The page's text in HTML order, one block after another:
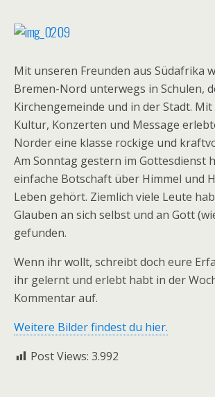
Mit unseren Freunden aus Südafrika
Bremen-Nord unterwegs in Schulen,
Kirchengemeinde und in der Stadt.
Kultur, Konzerten und Message
Norder eine klasse rockige und
Am Sonntag gestern im Gottesdienst
einfache Botschaft über Himmel und
Leben gehört. Ziemlich viele Leute
Glauben an sich selbst und an Gott
gefunden.
Wenn ihr wollt, schreibt doch eure
ihr gelernt und erlebt habt in der
Kommentar auf.
Weitere Bilder findest du hier.
Post Views: 3.992